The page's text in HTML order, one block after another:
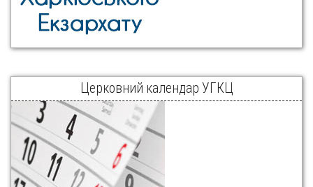
Церковний календар УГКЦ